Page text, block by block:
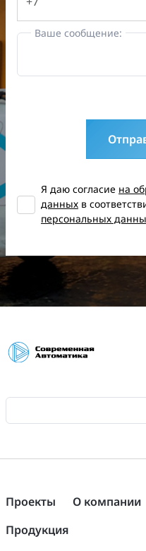
Ваше сообщение:
Я даю согласие на
данных в
персональных
Проекты О компании
Продукция